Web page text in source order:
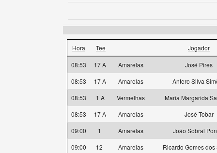
Hora Tee Jogador
08:53 17 A Amarelas
José Pires
08:53
17 A Amarelas
Antero Silva
08:53
1 A Vermelhas
Maria Margarida
08:53
17 A Amarelas
José Tobar
09:00
1 Amarelas
João Sobral
09:00
12 Amarelas
Ricardo Gomes dos